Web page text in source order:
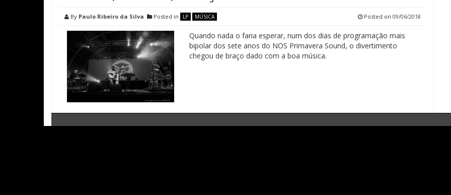
By Paulo Ribeiro da Silva Posted in LP MÚSICA Posted on 09/06/2018
Quando nada o faria esperar, num dos dias de programação mais
bipolar dos sete anos do NOS Primavera Sound, o divertimento
chegou de braço dado com a boa música.